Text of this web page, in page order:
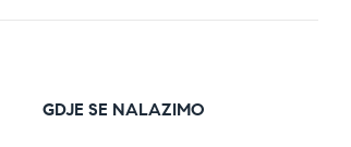
GDJE SE NALAZIMO